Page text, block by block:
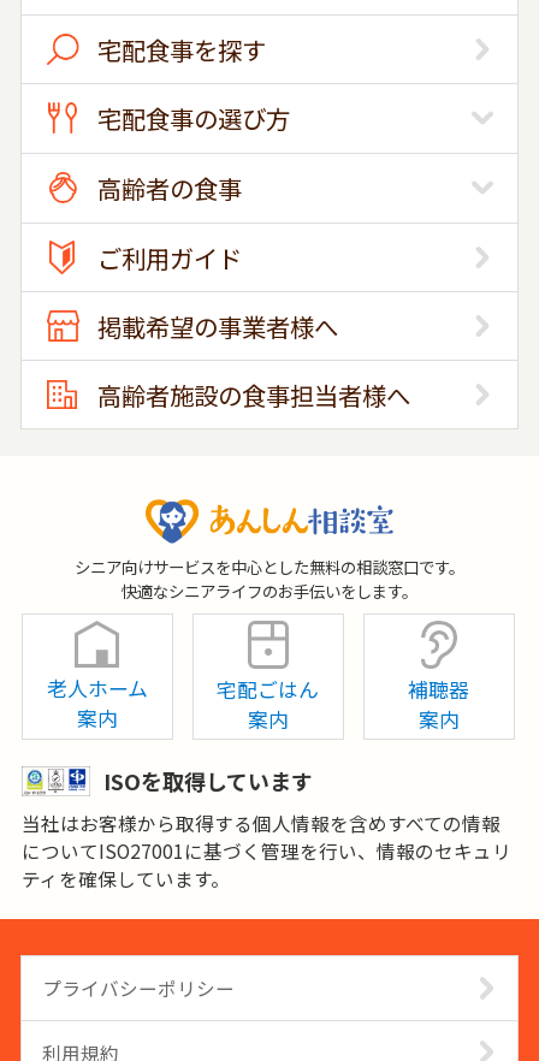
宅配食事を探す
宅配食事の選び方
高齢者の食事
ご利用ガイド
掲載希望の事業者様へ
高齢者施設の食事担当者様へ
シニア向けサービスを中心とした無料の相談窓口です。
快適なシニアライフのお手伝いをします。
老人ホーム
案内
宅配ごはん
案内
補聴器
案内
ISOを取得しています
当社はお客様から取得する個人情報を含めすべての情報
についてISO27001に基づく管理を行い、情報のセキュリ
ティを確保しています。
プライバシーポリシー
利用規約